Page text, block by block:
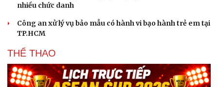
nhiều chức danh
Công an xử lý vụ bảo mẫu có hành vi bạo hành trẻ em tại
TP.HCM
THỂ THAO